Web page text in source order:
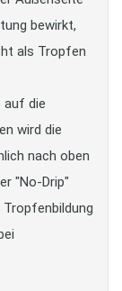
bewirkt,
als Tropfen
auf die
wird die
nach oben
"No-Drip"